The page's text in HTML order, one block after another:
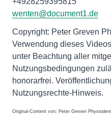
wenten@document1.de
Copyright: Peter Greven
Verwendung dieses
unter Beachtung aller
Nutzungsbedingungen
honorarfrei.
Nutzungsrechte-Hinweis.
Original-Content von: Peter Greven